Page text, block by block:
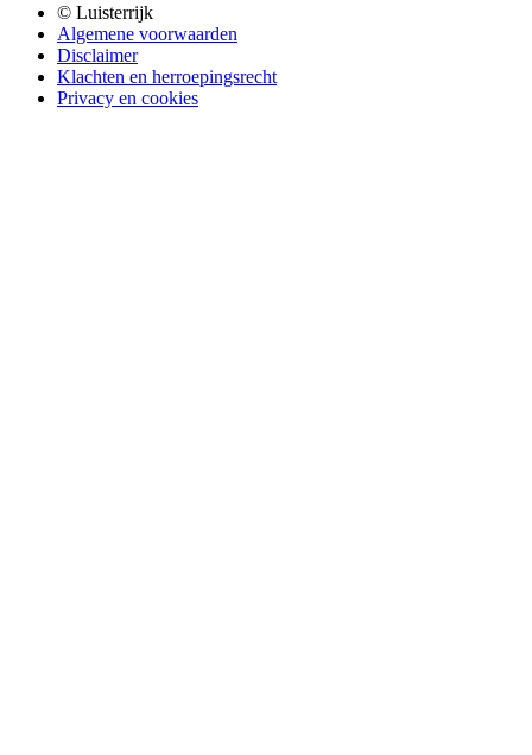
© Luisterrijk
Algemene voorwaarden
Disclaimer
Klachten en herroepingsrecht
Privacy en cookies